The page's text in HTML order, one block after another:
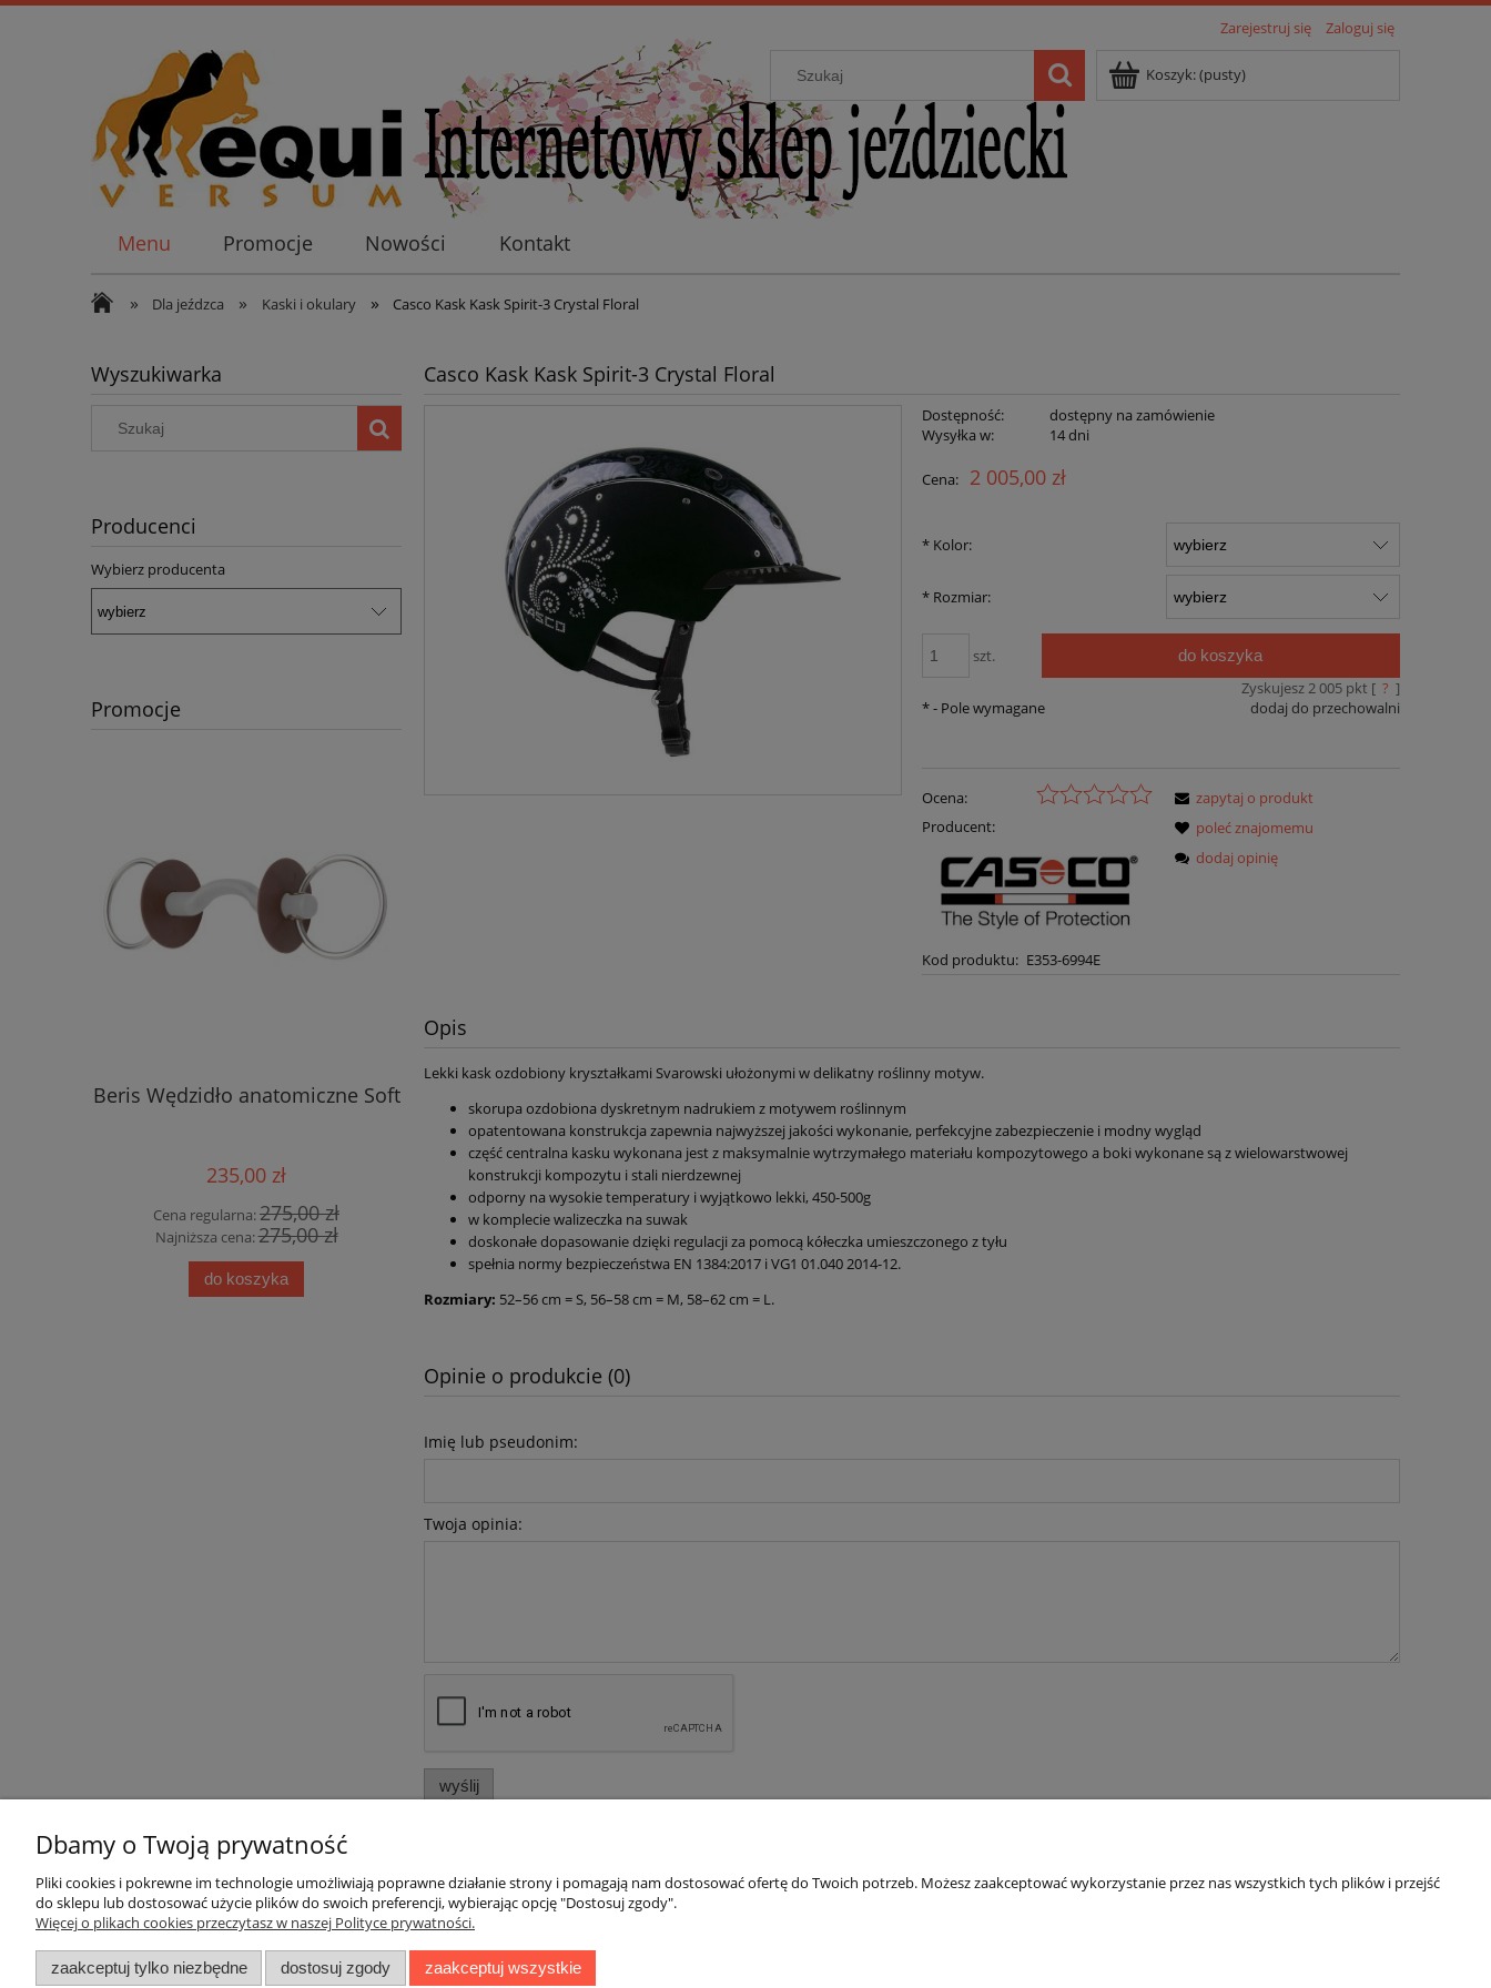
Zarejestruj się Zaloguj się
Koszyk:(pusty)
Menu Promocje Nowości Kontakt
» Dla jeźdzca » Kaski i okulary » Casco Kask Kask Spirit-3 Crystal Floral
Wyszukiwarka
Producenci
Wybierz producenta
Promocje
Beris Wędzidło anatomiczne Soft
235,00 zł
Cena regularna:275,00 zł
Najniższa cena:275,00 zł
do koszyka
źrebiąt
236,00 zł
Cena regularna:275,00 zł
Najniższa cena:275,00 zł
do koszyka
maszynka do strzyżenia Derby
Najniższa cena: 1 410,00 zł
Casco Kask Kask Spirit-3 Crystal Floral
Dostępność:
dostępny na zamówienie
Wysyłka w:
14 dni
Cena: 2 005,00 zł
* Kolor:
* Rozmiar:
szt. do koszyka
Zyskujesz 2 005pkt [ ? ]
dodaj do przechowalni
*- Pole wymagane
Ocena:
Producent:
Kod produktu: E353-6994E
zapytaj o produkt
poleć znajomemu
dodaj opinię
Opis
Lekki kask ozdobiony kryształkami Svarowski ułożonymi w delikatny roślinny motyw.
skorupa ozdobiona dyskretnym nadrukiem z motywem roślinnym
opatentowana konstrukcja zapewnia najwyższej jakości wykonanie, perfekcyjne zabezpieczenie i modny wygląd
część centralna kasku wykonana jest z maksymalnie wytrzymałego materiału kompozytowego a boki wykonane są z wielowarstwowej
konstrukcji kompozytu i stali nierdzewnej
odporny na wysokie temperatury i wyjątkowo lekki, 450-500g
w komplecie walizeczka na suwak
doskonałe dopasowanie dzięki regulacji za pomocą kółeczka umieszczonego z tyłu
spełnia normy bezpieczeństwa EN 1384:2017 i VG1 01.040 2014-12.
Rozmiary: 52–56 cm = S, 56–58 cm = M, 58–62 cm = L.
Opinie o produkcie (0)
Imię lub pseudonim:
Twoja opinia:
wyślij
Pomoc
Regulaminy
Moje konto
Twoje zamówienia
Dbamy o Twoją prywatność
Pliki cookies i pokrewne im technologie umożliwiają poprawne działanie strony i pomagają nam dostosować ofertę do Twoich potrzeb. Możesz zaakceptować wykorzystanie przez nas wszystkich tych plików i przejść
do sklepu lub dostosować użycie plików do swoich preferencji, wybierając opcję "Dostosuj zgody".
Więcej o plikach cookies przeczytasz w naszej Polityce prywatności.
zaakceptuj tylko niezbędne dostosuj zgody zaakceptuj wszystkie